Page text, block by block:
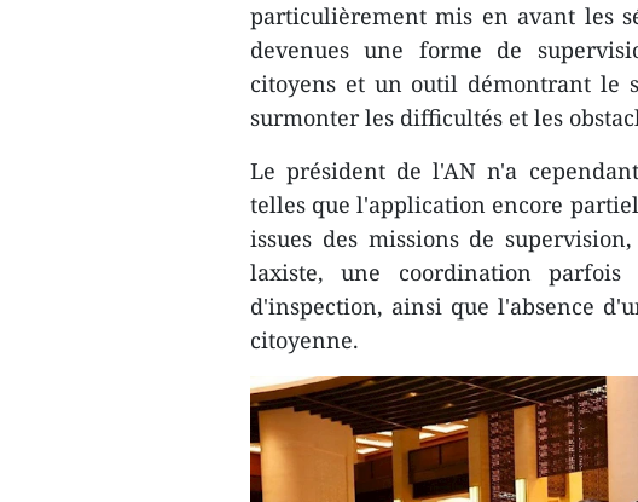
particulièrement mis en avant les
devenues une forme de
citoyens et un outil démontrant le
surmonter les difficultés et les
Le président de l'AN n'a
telles que l'application encore
issues des missions de
laxiste, une coordination
d'inspection, ainsi que l'absence
citoyenne.